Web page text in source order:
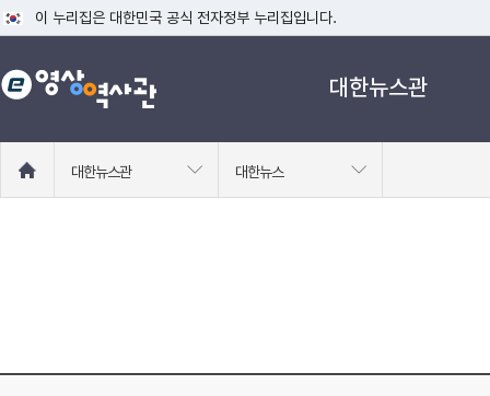
이 누리집은 대한민국 공식 전자정부 누리집입니다.
공식 누리집 주소 확인하기
go.kr 주소를 사용하는 누리집은 대한민국 정부기관이 관리하는 누리집입니
대한뉴스관
로
대한뉴스관 대한뉴스